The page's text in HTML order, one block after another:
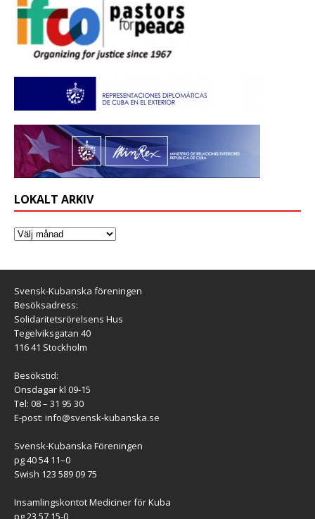
LOKALT ARKIV
Svensk-Kubanska föreningen
Besöksadress:
Solidaritetsrörelsens Hus
Tegelviksgatan 40
116 41 Stockholm
Besökstid:
Onsdagar kl 09-15
Tel: 08 – 31 95 30
E-post: info@svensk-kubanska.se
Svensk-Kubanska Föreningen
pg 40 54 11–0
Swish 123 589 09 75
Insamlingskontot Mediciner för Kuba
pg 23 57 15-0